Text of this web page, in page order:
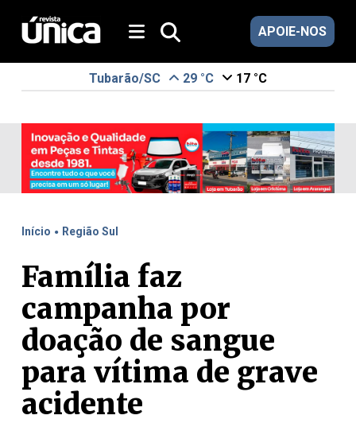
APOIE-NOS
Tubarão/SC 29 °C 17 °C
Início . Região Sul
Família faz
campanha por
doação de sangue
para vítima de grave
acidente